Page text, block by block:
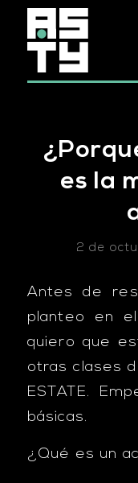
es la
2 de
Antes de
planteo en
quiero que
otras clases
ESTATE.
básicas.
¿Qué es un